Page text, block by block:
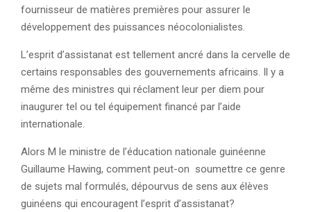
fournisseur de matières premières pour assurer le
développement des puissances néocolonialistes.
L’esprit d’assistanat est tellement ancré dans la cervelle de
certains responsables des gouvernements africains. Il y a
même des ministres qui réclament leur per diem pour
inaugurer tel ou tel équipement financé par l’aide
internationale.
Alors M le ministre de l’éducation nationale guinéenne
Guillaume Hawing, comment peut-on soumettre ce genre
de sujets mal formulés, dépourvus de sens aux élèves
guinéens qui encouragent l’esprit d’assistanat?